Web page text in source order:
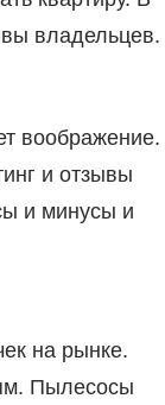
владельцев.
воображение.
и отзывы
и минусы и
на рынке.
Пылесосы